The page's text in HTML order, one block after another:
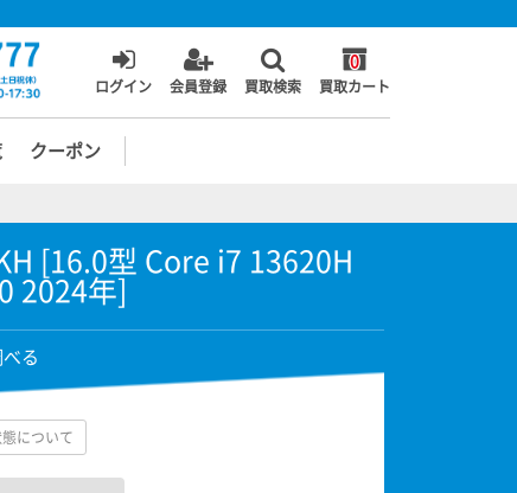
ログイン 会員登録 買取検索
0
買取カート
クーポン
[16.0型 Core i7 13620H
2024年]
る
について